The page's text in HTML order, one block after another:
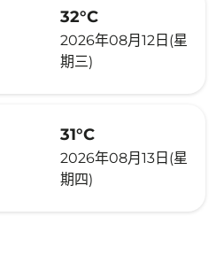
32°C
2026年08月12日(星
期三)
31°C
2026年08月13日(星
期四)